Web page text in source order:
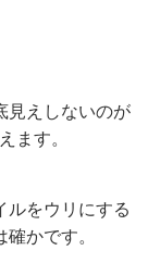
見えしないのが
ます。
ルをウリにする
かです。